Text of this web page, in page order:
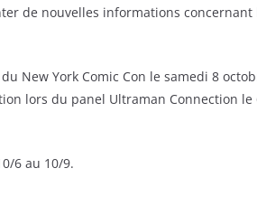
de nouvelles informations concernant
New York Comic Con le samedi 8
lors du panel Ultraman Connection le
6 au 10/9.